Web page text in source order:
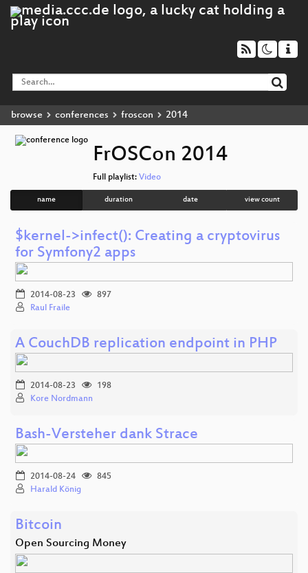
browse conferences froscon 2014
FrOSCon 2014
Full playlist: Video
name duration date view count
$kernel->infect(): Creating a cryptovirus
for Symfony2 apps
2014-08-23
897
Raul Fraile
A CouchDB replication endpoint in PHP
2014-08-23
198
Kore Nordmann
Bash-Versteher dank Strace
2014-08-24
845
Harald König
Bitcoin
Open Sourcing Money